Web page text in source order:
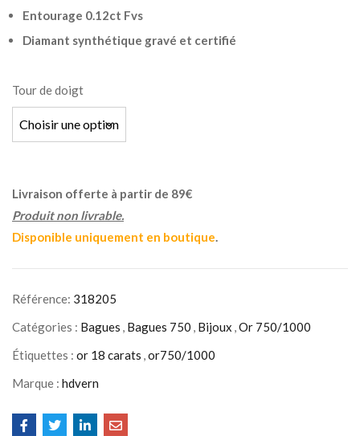
Entourage 0.12ct Fvs
Diamant synthétique gravé et certifié
Tour de doigt
Livraison offerte à partir de 89€
Produit non livrable.
Disponible uniquement en boutique.
Référence: 318205
Catégories : Bagues , Bagues 750 , Bijoux ,Or 750/1000
Étiquettes : or 18 carats ,or750/1000
Marque : hdvern